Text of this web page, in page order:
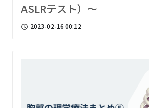
ASLRテスト）〜
access_time 2023-02-16 00:12